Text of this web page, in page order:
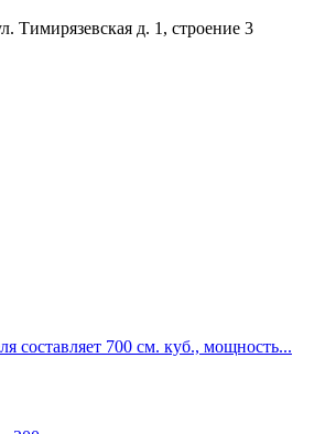
Тимирязевская д. 1, строение 3
составляет 700 см. куб., мощность...